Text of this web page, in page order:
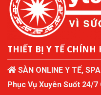
THIẾT BỊ Y TẾ CHÍNH
SÀN ONLINE Y TẾ,
Phục Vụ Xuyên Suốt 24/